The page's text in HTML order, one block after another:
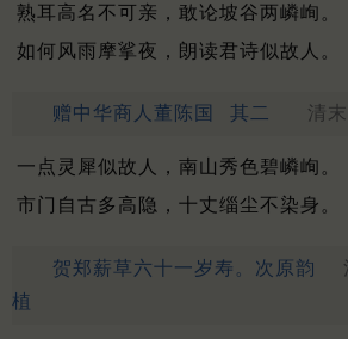
熟耳高名不可亲，敢论坡谷两嶙峋。
如何风雨摩挲夜，朗读君诗似故人。
赠中华商人董陈国 其二 清
一点灵犀似故人，南山秀色碧嶙峋。
市门自古多高隐，十丈缁尘不染身。
贺郑薪草六十一岁寿。次原韵
植